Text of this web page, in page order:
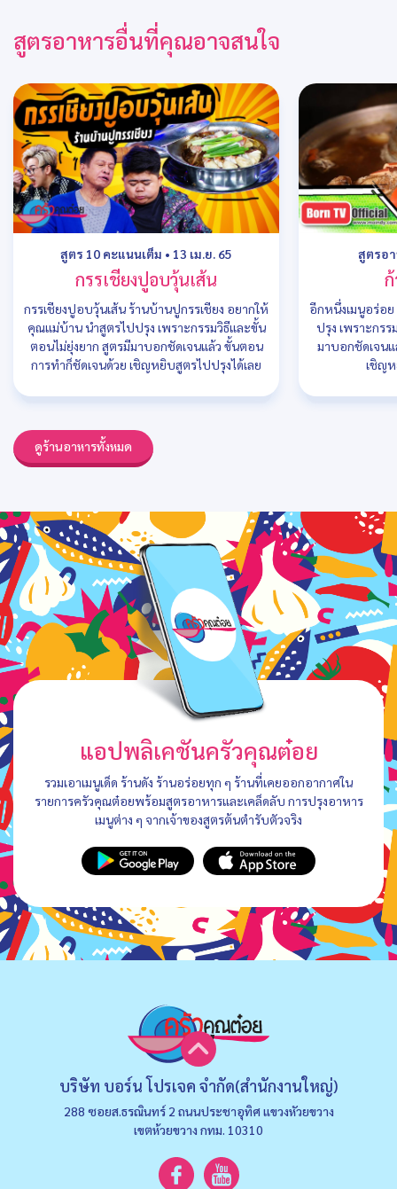
สูตรอาหารอื่นที่คุณอาจสนใจ
สูตร 10 คะแนนเต็ม • 13 เม.ย. 65
กรรเชียงปูอบวุ้นเส้น
กรรเชียงปูอบวุ้นเส้น ร้านบ้านปูกรรเชียง อยากให้
คุณแม่บ้าน นำสูตรไปปรุง เพราะกรรมวิธีและขั้น
ตอนไม่ยุ่งยาก สูตรมีมาบอกชัดเจนแล้ว ขั้นตอน
การทำก็ชัดเจนด้วย เชิญหยิบสูตรไปปรุงได้เลย
สูตรอ
อีกหนึ่งเมนูอร่อ
ปรุง เพราะกร
มาบอกชัดเจน
เชิญห
ดูร้านอาหารทั้งหมด
แอปพลิเคชันครัวคุณต๋อย
รวมเอาเมนูเด็ด ร้านดัง ร้านอร่อยทุก ๆ ร้านที่เคยออกอากาศใน
รายการครัวคุณต๋อยพร้อมสูตรอาหารและเคล็ดลับ การปรุงอาหาร
เมนูต่าง ๆ จากเจ้าของสูตรต้นตำรับตัวจริง
บริษัท บอร์น โปรเจค จำกัด(สำนักงานใหญ่)
288 ซอยส.ธรณินทร์ 2 ถนนประชาอุทิศ แขวงหัวยขวาง
เขตห้วยขวาง กทม. 10310